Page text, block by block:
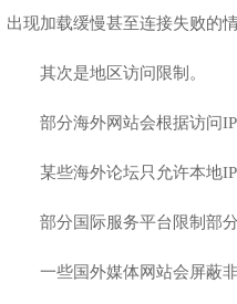
出现加载缓慢甚至连接失败的
其次是地区访问限制。
部分海外网站会根据访问
某些海外论坛只允许本地
部分国际服务平台限制部
一些国外媒体网站会屏蔽